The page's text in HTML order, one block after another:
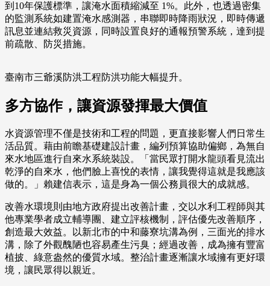
到10年保護標準，讓淹水面積縮減至 1%。此外，也透過密集
的監測系統如建置淹水感測器，串聯即時降雨狀況，即時傳遞
訊息並連結救災資源，同時設置良好的通報預警系統，達到提
前疏散、防災措施。
臺南市三爺溪防洪工程防洪功能大幅提升。
多方協作，讓資源發揮最大價值
水資源管理不僅是技術和工程的問題，更直接影響人們日常生
活品質。藉由前瞻基礎建設計畫，編列預算協助偏鄉，為無自
來水地區進行自來水系統裝設。「當民眾打開水龍頭看見流出
乾淨的自來水，他們臉上喜悅的表情，讓我覺得這就是我應該
做的。」賴建信表示，這是身為一個公務員很大的成就感。
改善水環境則由地方政府提出改善計畫，交以水利工程師與其
他專業學者成立輔導團、建立評核機制，評估優先改善順序，
創造最大效益。以新北市的中和藤寮坑溝為例，三面光的排水
溝，除了外觀醜陋也容易產生污臭；經過改善，成為擁有豐富
植披、綠意盎然的優質水域。整治計畫逐漸讓水域擁有更好環
境，讓民眾得以親近。